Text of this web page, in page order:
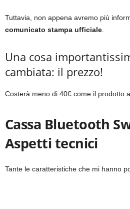
Tuttavia, non appena avremo più
comunicato stampa ufficiale.
Una cosa
cambiata: il prezzo!
Costerà meno di 40€ come il prodotto
Cassa Bluetooth
Aspetti tecnici
Tante le caratteristiche che mi hanno